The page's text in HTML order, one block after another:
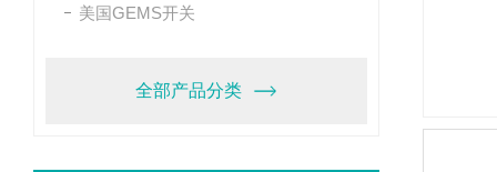
美国GEMS开关
全部产品分类